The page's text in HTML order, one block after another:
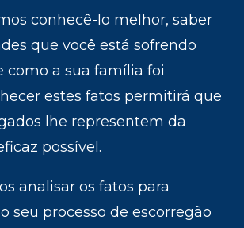
conhecê-lo melhor, saber
que você está sofrendo
como a sua família foi
estes fatos permitirá que
lhe representem da
possível.
analisar os fatos para
seu processo de escorregão